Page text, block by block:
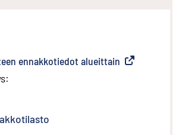
ennakkotiedot alueittain Ulkoinen
: